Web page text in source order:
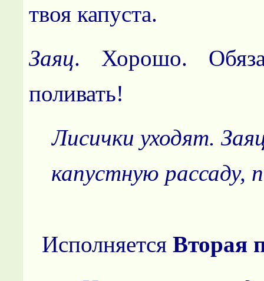
твоя капуста.
Заяц. Хорошо.
поливать!
Лисички уходят.
капустную рассаду,
Исполняется Вторая